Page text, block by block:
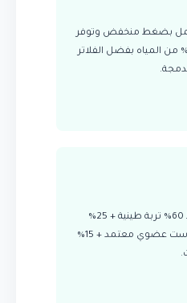
بضغط منخفض وتوفر
25% من المياه بفضل الفلاتر
خليط 60% تربة طينية + 25%
كمبوست عضوي معتمد + 15%